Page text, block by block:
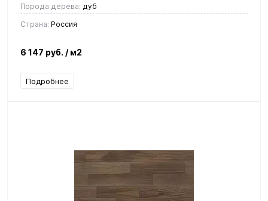
Порода дерева: дуб
Страна: Россия
6 147 руб. / м2
Подробнее